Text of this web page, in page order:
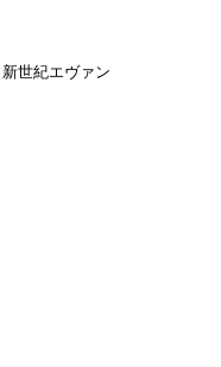
世紀エヴァン